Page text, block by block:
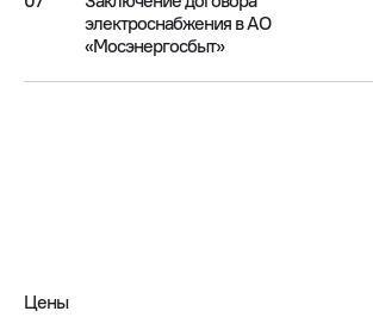
электроснабжения в АО
«Мосэнергосбыт»
Цены